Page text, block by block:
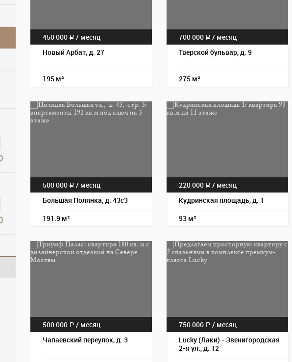
450 000 a / месяц
Новый Арбат, д. 27
195 м²
700 000 a / месяц
Тверской бульвар, д. 9
275 м²
500 000 a / месяц
Большая Полянка, д. 43с3
191.9 м²
220 000 a / месяц
Кудринская площадь, д. 1
93 м²
500 000 a / месяц
Чапаевский переулок, д. 3
750 000 a / месяц
Lucky (Лаки) - Звенигородская
2-я ул., д. 12